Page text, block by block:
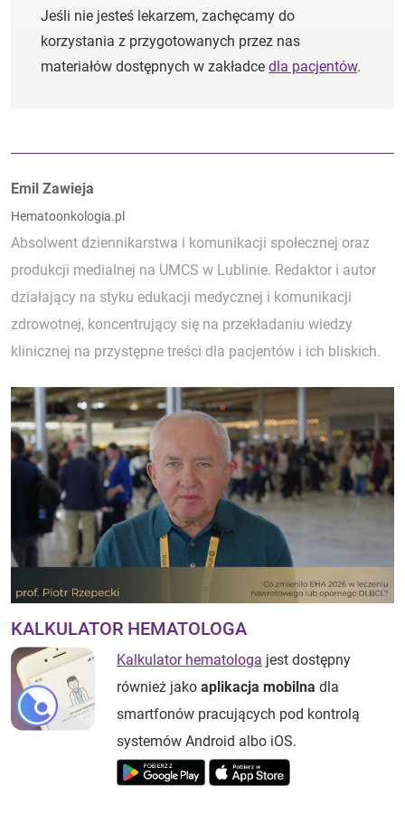
Jeśli nie jesteś lekarzem, zachęcamy do
korzystania z przygotowanych przez nas
materiałów dostępnych w zakładce dla pacjentów.
Autorzy:
Emil Zawieja
Hematoonkologia.pl
Absolwent dziennikarstwa i komunikacji społecznej oraz
produkcji medialnej na UMCS w Lublinie. Redaktor i autor
działający na styku edukacji medycznej i komunikacji
zdrowotnej, koncentrujący się na przekładaniu wiedzy
klinicznej na przystępne treści dla pacjentów i ich bliskich.
KALKULATOR HEMATOLOGA
Kalkulator hematologa jest dostępny
również jako aplikacja mobilna dla
smartfonów pracujących pod kontrolą
systemów Android albo iOS.